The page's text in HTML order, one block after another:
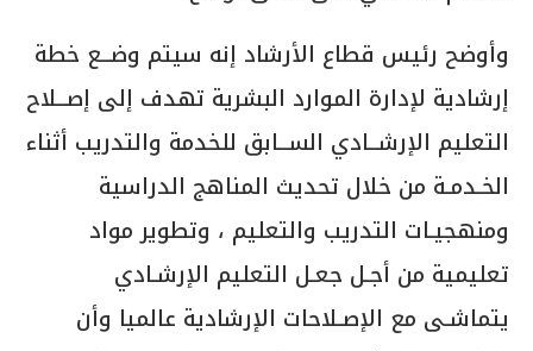
وأوضح رئيس قطاع الأرشاد إنه سيتم وضــع خطة
إرشادية لإدارة الموارد البشرية تھدف إلى إصــلاح
التعليم الإرشــادي الســابق للخدمة والتدريب أثناء
الخـدمـة من خلال تحديث المناهج الدراسية
ومنھجیـات التدريب والتعليم ، وتطوير مواد
تعليمية من أجـل جعـل التعليم الإرشـادي
یتماشـى مع الإصـلاحات الإرشادية عالميا وأن